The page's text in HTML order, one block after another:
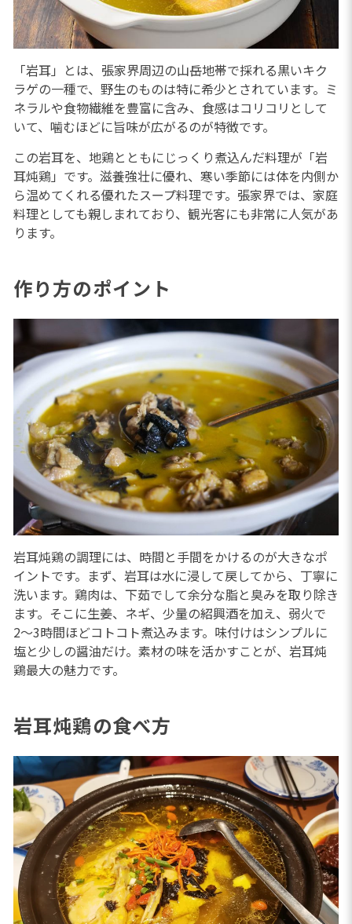
「岩耳」とは、張家界周辺の山岳地帯で採れる黒いキク
ラゲの一種で、野生のものは特に希少とされています。ミ
ネラルや食物繊維を豊富に含み、食感はコリコリとして
いて、噛むほどに旨味が広がるのが特徴です。
この岩耳を、地鶏とともにじっくり煮込んだ料理が「岩
耳炖鶏」です。滋養強壮に優れ、寒い季節には体を内側か
ら温めてくれる優れたスープ料理です。張家界では、家庭
料理としても親しまれており、観光客にも非常に人気があ
ります。
作り方のポイント
岩耳炖鶏の調理には、時間と手間をかけるのが大きなポ
イントです。まず、岩耳は水に浸して戻してから、丁寧に
洗います。鶏肉は、下茹でして余分な脂と臭みを取り除き
ます。そこに生姜、ネギ、少量の紹興酒を加え、弱火で
2〜3時間ほどコトコト煮込みます。味付けはシンプルに
塩と少しの醤油だけ。素材の味を活かすことが、岩耳炖
鶏最大の魅力です。
岩耳炖鶏の食べ方